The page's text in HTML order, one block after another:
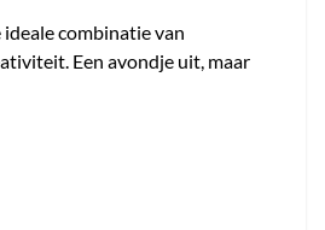
combinatie van
Een avondje uit, maar